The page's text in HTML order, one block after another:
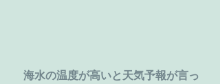
海水の温度が高いと天気予報が言っ